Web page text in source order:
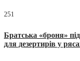
251
Братська «броня»
для дезертирів у